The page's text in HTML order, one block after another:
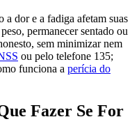
a dor e a fadiga afetam suas
permanecer sentado ou
sem minimizar nem
ou pelo telefone 135;
funciona a perícia do
Fazer Se For